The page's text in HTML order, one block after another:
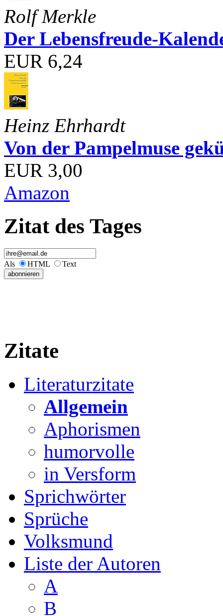
Rolf Merkle
Der Lebensfreude-
EUR 6,24
Heinz Ehrhardt
Von der Pampelmuse
EUR 3,00
Amazon
Zitat des Tages
Als HTML Text
Zitate
Literaturzitate
Allgemein
Aphorismen
humorvolle
in Versform
Sprichwörter
Sprüche
Volksmund
Liste der Autoren
A
B